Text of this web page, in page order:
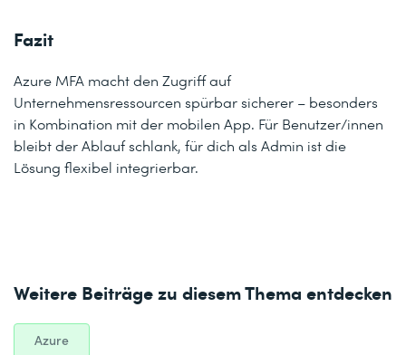
Fazit
Azure MFA macht den Zugriff auf
Unternehmensressourcen spürbar sicherer – besonders
in Kombination mit der mobilen App. Für Benutzer/innen
bleibt der Ablauf schlank, für dich als Admin ist die
Lösung flexibel integrierbar.
Weitere Beiträge zu diesem Thema entdecken
Azure